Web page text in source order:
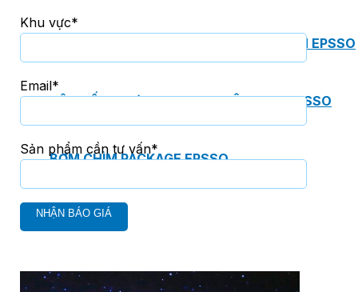
TRẠM BƠM TÍCH HỢP SẴN THÔNG MINH EPSSO
HỆ THỐNG BƠM PCCC NGUYÊN CỤM EPSSO
BƠM CHÌM PACKAGE EPSSO
Khu vực*
Email*
Sản phẩm cần tư vấn*